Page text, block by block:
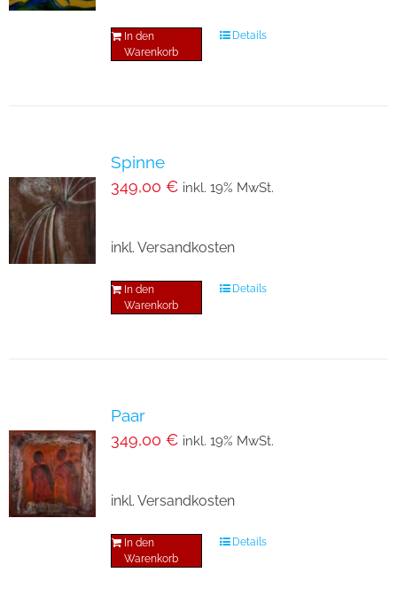
In den
Warenkorb
Details
Spinne
349,00 € inkl. 19% MwSt.
inkl. Versandkosten
In den
Warenkorb
Details
Paar
349,00 € inkl. 19% MwSt.
inkl. Versandkosten
In den
Warenkorb
Details